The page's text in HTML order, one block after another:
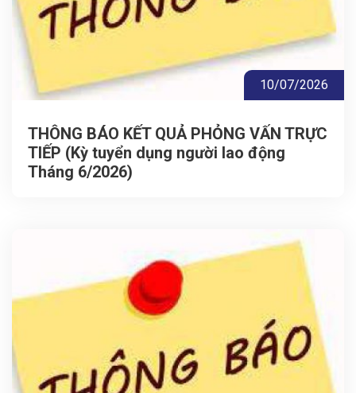
10/07/2026
THÔNG BÁO KẾT QUẢ PHỎNG VẤN TRỰC
TIẾP (Kỳ tuyển dụng người lao động
Tháng 6/2026)